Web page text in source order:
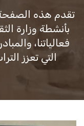
تقدم هذه الصفحة
بأنشطة وزارة
فعالياتنا،
التي تعزز